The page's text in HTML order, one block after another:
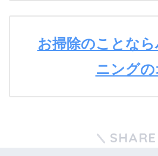
お掃除のことな
ニング
SHARE